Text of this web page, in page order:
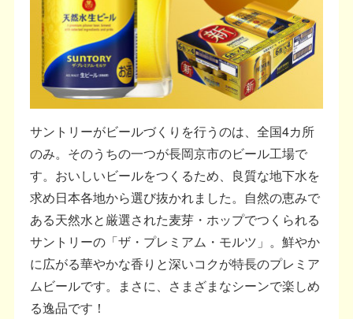
サントリーがビールづくりを行うのは、全国4カ所
のみ。そのうちの一つが長岡京市のビール工場で
す。おいしいビールをつくるため、良質な地下水を
求め日本各地から選び抜かれました。自然の恵みで
ある天然水と厳選された麦芽・ホップでつくられる
サントリーの「ザ・プレミアム・モルツ」。鮮やか
に広がる華やかな香りと深いコクが特長のプレミア
ムビールです。まさに、さまざまなシーンで楽しめ
る逸品です！